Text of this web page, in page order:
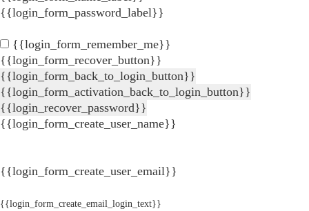
{{login_form_password_label}}
{{login_form_remember_me}}
{{login_form_recover_button}}
{{login_form_back_to_login_button}}
{{login_form_activation_back_to_login_button}}
{{login_recover_password}}
{{login_form_create_user_name}}
{{login_form_create_user_email}}
{{login_form_create_email_login_text}}